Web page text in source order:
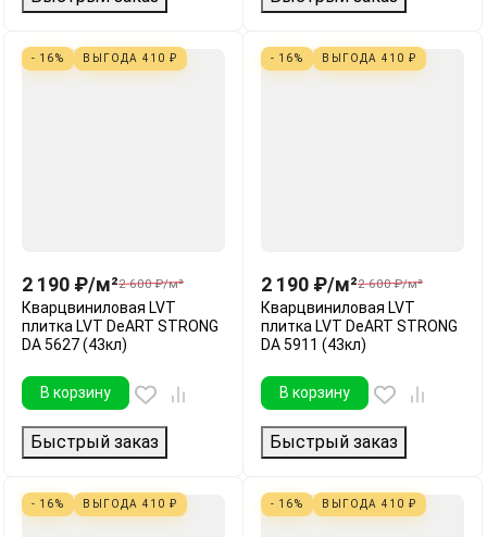
- 16% ВЫГОДА 410 ₽
2 190 ₽/м²2 600 ₽/м²
Кварцвиниловая LVT
плитка LVT DeART STRONG
DA 5627 (43кл)
В корзину
Быстрый заказ
- 16% ВЫГОДА 410 ₽
2 190 ₽/м²2 600 ₽/м²
Кварцвиниловая LVT
плитка LVT DeART STRONG
DA 5911 (43кл)
В корзину
Быстрый заказ
- 16% ВЫГОДА 410 ₽ - 16% ВЫГОДА 410 ₽